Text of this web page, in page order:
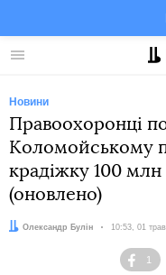
Меню
Новини
Правоохоронці
Коломойському
крадіжку 100
(оновлено)
Автор:
Олександр Булін Дата:
10:53, 01
1